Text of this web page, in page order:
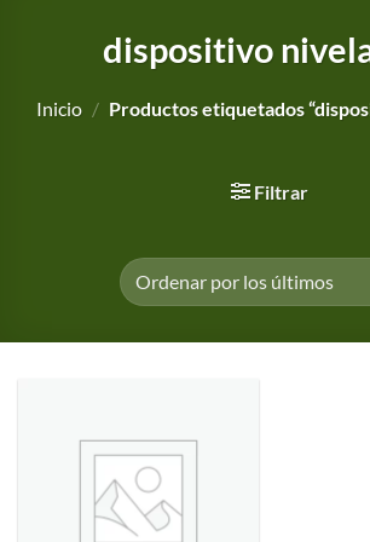
dispositivo
Inicio / Productos etiquetados
Filtrar